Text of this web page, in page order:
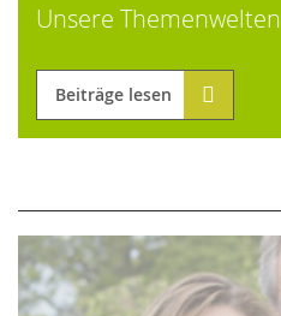
Unsere Themenwelten
Beiträge lesen